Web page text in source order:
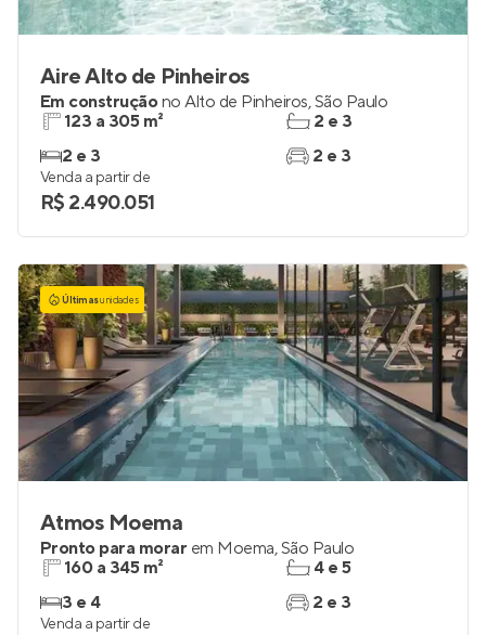
Aire Alto de Pinheiros
Em construçãono Alto de Pinheiros,São Paulo
123 a 305 m²
2 e 3
2 e 3
2 e 3
Venda a partir de
R$ 2.490.051
Últimasunidades
Atmos Moema
Pronto para morar em Moema,São Paulo
160 a 345 m²
3 e 4
4 e 5
2 e 3
Venda a partir de